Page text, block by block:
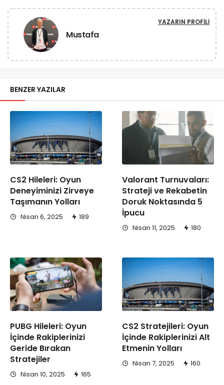
Mustafa
YAZARIN PROFILI
BENZER YAZILAR
CS2 Hileleri: Oyun
Deneyiminizi Zirveye
Taşımanın Yolları
Nisan 6, 2025 189
Valorant Turnuvaları:
Strateji ve Rekabetin
Doruk Noktasında 5
İpucu
Nisan 11, 2025 180
PUBG Hileleri: Oyun
İçinde Rakiplerinizi
Geride Bırakan
Stratejiler
Nisan 10, 2025 165
CS2 Stratejileri: Oyun
İçinde Rakiplerinizi Alt
Etmenin Yolları
Nisan 7, 2025 160